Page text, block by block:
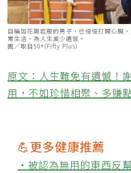
自稱如花崗岩般的男子，也慢慢打開心胸
常生活，為人生減少遺憾。
圖／取自50+(Fifty Plus)
原文：人生難免有遺憾！
用，不如珍惜相聚、多賺
💪更多健康推薦
‧被認為無用的東西反